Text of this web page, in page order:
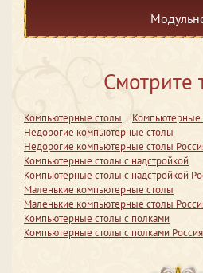
Смотрите
Компьютерные столы
Компьютерные
Недорогие компьютерные столы
Недорогие компьютерные столы
Компьютерные столы с надстройкой
Компьютерные столы с надстройкой
Маленькие компьютерные столы
Маленькие компьютерные столы
Компьютерные столы с полками
Компьютерные столы с полками Россия